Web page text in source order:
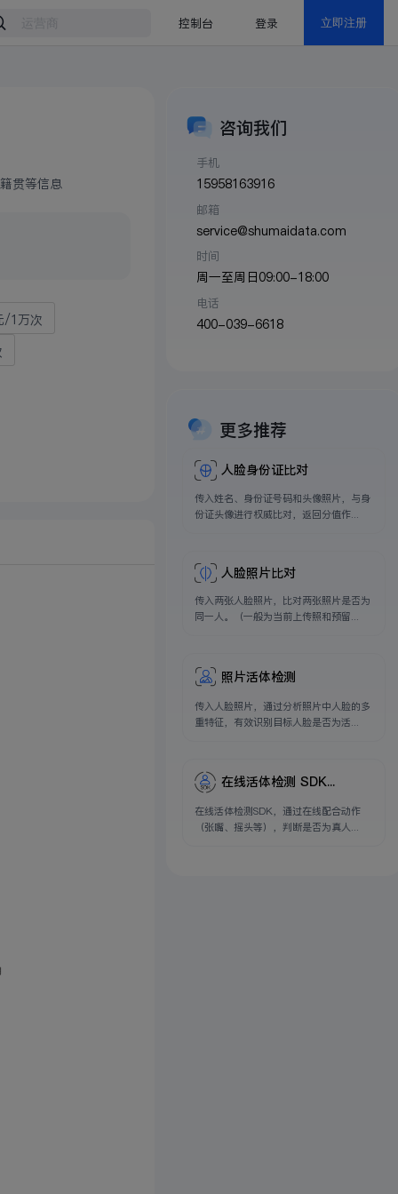
控制台 登录 立即注册
贯等信息
/1万次
咨询我们
手机
15958163916
邮箱
service@shumaidata.com
时间
周一至周日09:00-18:00
电话
400-039-6618
更多推荐
人脸身份证比对
传入姓名、身份证号码和头像照片，与身
份证头像进行权威比对，返回分值作...
人脸照片比对
传入两张人脸照片，比对两张照片是否为
同一人。（一般为当前上传照和预留...
照片活体检测
传入人脸照片，通过分析照片中人脸的多
重特征，有效识别目标人脸是否为活...
在线活体检测 SDK...
在线活体检测SDK，通过在线配合动作
（张嘴、摇头等），判断是否为真人...